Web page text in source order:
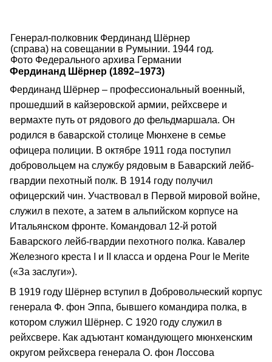
Генерал-полковник Фердинанд Шёрнер
(справа) на совещании в Румынии. 1944 год.
Фото Федерального архива Германии
Фердинанд Шёрнер (1892–1973)
Фердинанд Шёрнер – профессиональный военный,
прошедший в кайзеровской армии, рейхсвере и
вермахте путь от рядового до фельдмаршала. Он
родился в баварской столице Мюнхене в семье
офицера полиции. В октябре 1911 года поступил
добровольцем на службу рядовым в Баварский лейб-
гвардии пехотный полк. В 1914 году получил
офицерский чин. Участвовал в Первой мировой войне,
служил в пехоте, а затем в альпийском корпусе на
Итальянском фронте. Командовал 12-й ротой
Баварского лейб-гвардии пехотного полка. Кавалер
Железного креста I и II класса и ордена Pour le Merite
(«За заслуги»).
В 1919 году Шёрнер вступил в Добровольческий корпус
генерала Ф. фон Эппа, бывшего командира полка, в
котором служил Шёрнер. С 1920 году служил в
рейхсвере. Как адъютант командующего мюнхенским
округом рейхсвера генерала О. фон Лоссова